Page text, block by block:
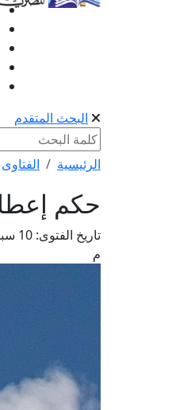
البحث المتقدم
الرئيسية الفتاوى
حكم
تاريخ الفتوى:
م